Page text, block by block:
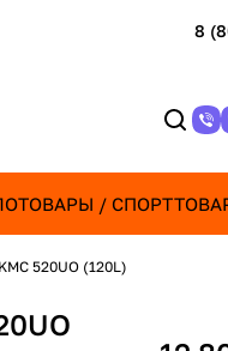
8
/
520UO (120L)